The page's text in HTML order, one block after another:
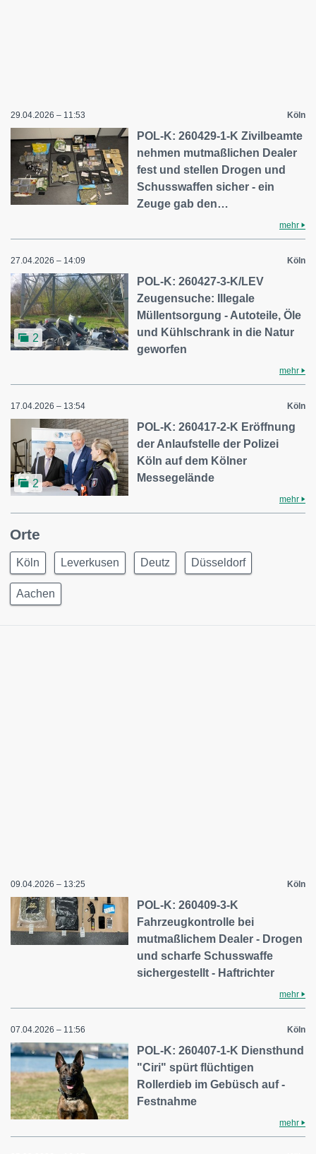
29.04.2026 – 11:53 Köln
POL-K: 260429-1-K Zivilbeamte
nehmen mutmaßlichen Dealer
fest und stellen Drogen und
Schusswaffen sicher - ein
Zeuge gab den…
mehr
27.04.2026 – 14:09 Köln
2
POL-K: 260427-3-K/LEV
Zeugensuche: Illegale
Müllentsorgung - Autoteile, Öle
und Kühlschrank in die Natur
geworfen
mehr
17.04.2026 – 13:54 Köln
2
POL-K: 260417-2-K Eröffnung
der Anlaufstelle der Polizei
Köln auf dem Kölner
Messegelände
mehr
Orte
Köln Leverkusen Deutz Düsseldorf
Aachen
09.04.2026 – 13:25 Köln
POL-K: 260409-3-K
Fahrzeugkontrolle bei
mutmaßlichem Dealer - Drogen
und scharfe Schusswaffe
sichergestellt - Haftrichter
mehr
07.04.2026 – 11:56 Köln
POL-K: 260407-1-K Diensthund
"Ciri" spürt flüchtigen
Rollerdieb im Gebüsch auf -
Festnahme
mehr